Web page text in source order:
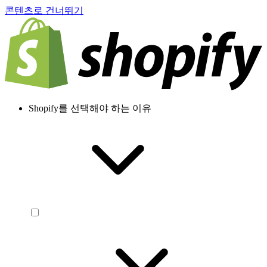
콘텐츠로 건너뛰기
Shopify를 선택해야 하는 이유